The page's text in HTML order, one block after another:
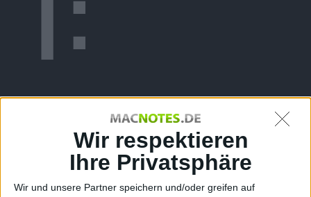
Wir respektieren
Ihre Privatsphäre
Wir und unsere Partner speichern und/oder greifen auf